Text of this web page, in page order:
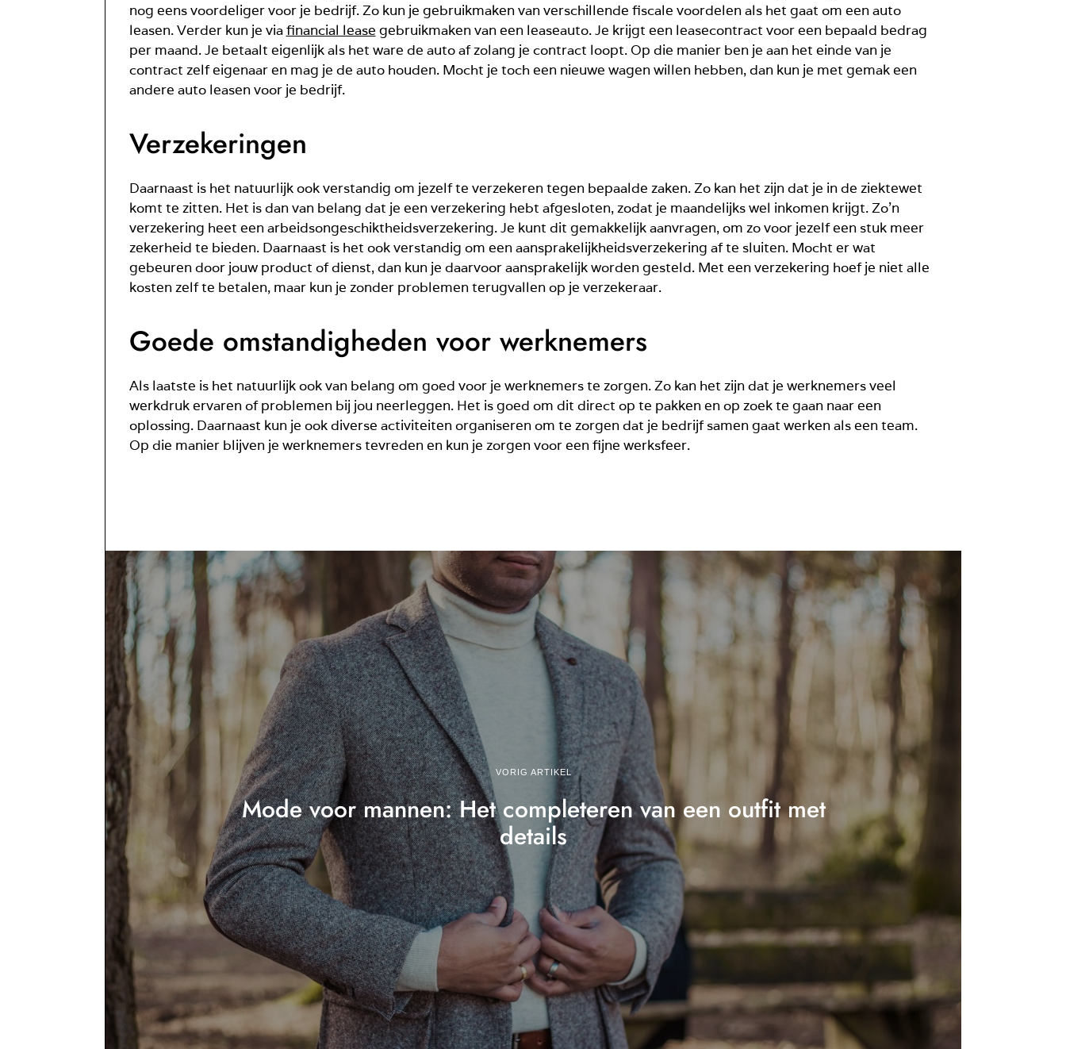
nog eens voordeliger voor je bedrijf. Zo kun je gebruikmaken van verschillende fiscale voordelen als het gaat om een auto
leasen. Verder kun je viafinancial lease gebruikmaken van een leaseauto. Je krijgt een leasecontract voor een bepaald bedrag
per maand. Je betaalt eigenlijk als het ware de auto af zolang je contract loopt. Op die manier ben je aan het einde van je
contract zelf eigenaar en mag je de auto houden. Mocht je toch een nieuwe wagen willen hebben, dan kun je met gemak een
andere auto leasen voor je bedrijf.
Verzekeringen
Daarnaast is het natuurlijk ook verstandig om jezelf te verzekeren tegen bepaalde zaken. Zo kan het zijn dat je in de ziektewet
komt te zitten. Het is dan van belang dat je een verzekering hebt afgesloten, zodat je maandelijks wel inkomen krijgt. Zo’n
verzekering heet een arbeidsongeschiktheidsverzekering. Je kunt dit gemakkelijk aanvragen, om zo voor jezelf een stuk meer
zekerheid te bieden. Daarnaast is het ook verstandig om een aansprakelijkheidsverzekering af te sluiten. Mocht er wat
gebeuren door jouw product of dienst, dan kun je daarvoor aansprakelijk worden gesteld. Met een verzekering hoef je niet alle
kosten zelf te betalen, maar kun je zonder problemen terugvallen op je verzekeraar.
Goede omstandigheden voor werknemers
Als laatste is het natuurlijk ook van belang om goed voor je werknemers te zorgen. Zo kan het zijn dat je werknemers veel
werkdruk ervaren of problemen bij jou neerleggen. Het is goed om dit direct op te pakken en op zoek te gaan naar een
oplossing. Daarnaast kun je ook diverse activiteiten organiseren om te zorgen dat je bedrijf samen gaat werken als een team.
Op die manier blijven je werknemers tevreden en kun je zorgen voor een fijne werksfeer.
VORIG ARTIKEL
Mode voor mannen: Het completeren van een outfit met
details